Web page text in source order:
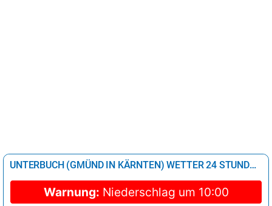
UNTERBUCH (GMÜND IN KÄRNTEN) WETTER 24 STUNDEN
Warnung: Niederschlag um 10:00